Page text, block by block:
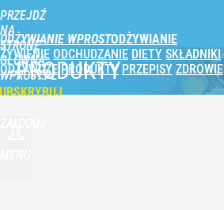
PRZEJDŹ
NA
STRONĘ
GŁÓWNĄ
WPROST.PL
ODŻYWIANIE WPROST
ŻYWIENIE ODCHUDZANIE DIETY SKŁADNIKI
ODŻYWCZE PRODUKTY PRZEPISY ZDROWIE
PRODUKTY